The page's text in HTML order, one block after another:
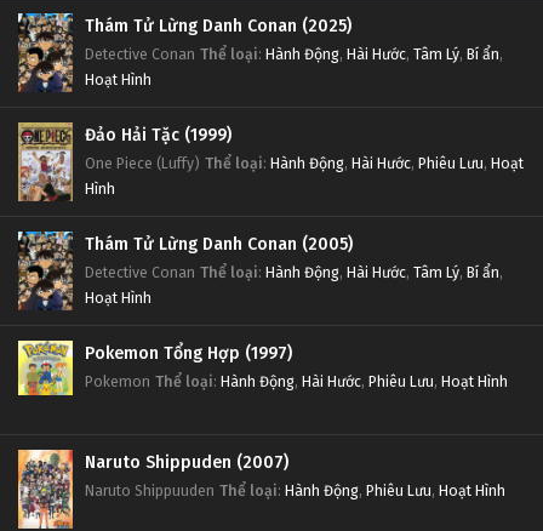
Thám Tử Lừng Danh Conan (2025)
Detective Conan Thể loại: Hành Động, Hài Hước, Tâm Lý, Bí ẩn,
Hoạt Hình
Đảo Hải Tặc (1999)
One Piece (Luffy) Thể loại: Hành Động, Hài Hước, Phiêu Lưu, Hoạt
Hình
Thám Tử Lừng Danh Conan (2005)
Detective Conan Thể loại: Hành Động, Hài Hước, Tâm Lý, Bí ẩn,
Hoạt Hình
Pokemon Tổng Hợp (1997)
Pokemon Thể loại: Hành Động, Hài Hước, Phiêu Lưu, Hoạt Hình
Naruto Shippuden (2007)
Naruto Shippuuden Thể loại: Hành Động, Phiêu Lưu, Hoạt Hình